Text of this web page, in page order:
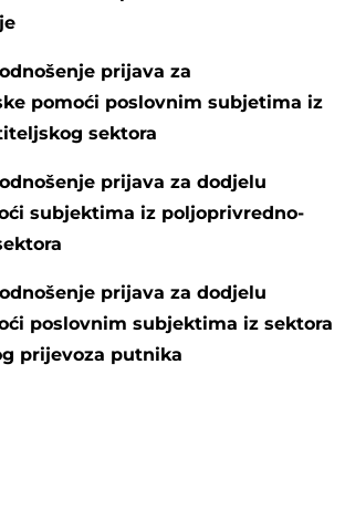
prijava za
pomoći poslovnim subjetima iz
sektora
prijava za dodjelu
subjektima iz poljoprivredno-
prijava za dodjelu
poslovnim subjektima iz sektora
prijevoza putnika